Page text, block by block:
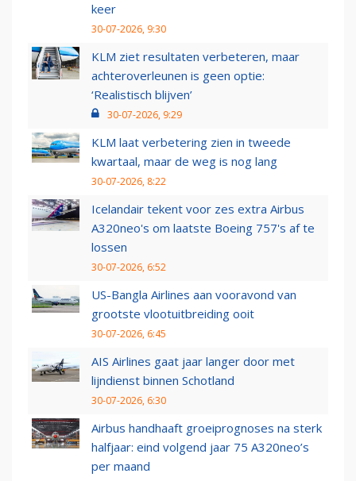
keer
30-07-2026, 9:30
KLM ziet resultaten verbeteren, maar
achteroverleunen is geen optie:
‘Realistisch blijven’
30-07-2026, 9:29
KLM laat verbetering zien in tweede
kwartaal, maar de weg is nog lang
30-07-2026, 8:22
Icelandair tekent voor zes extra Airbus
A320neo's om laatste Boeing 757's af te
lossen
30-07-2026, 6:52
US-Bangla Airlines aan vooravond van
grootste vlootuitbreiding ooit
30-07-2026, 6:45
AIS Airlines gaat jaar langer door met
lijndienst binnen Schotland
30-07-2026, 6:30
Airbus handhaaft groeiprognoses na sterk
halfjaar: eind volgend jaar 75 A320neo’s
per maand